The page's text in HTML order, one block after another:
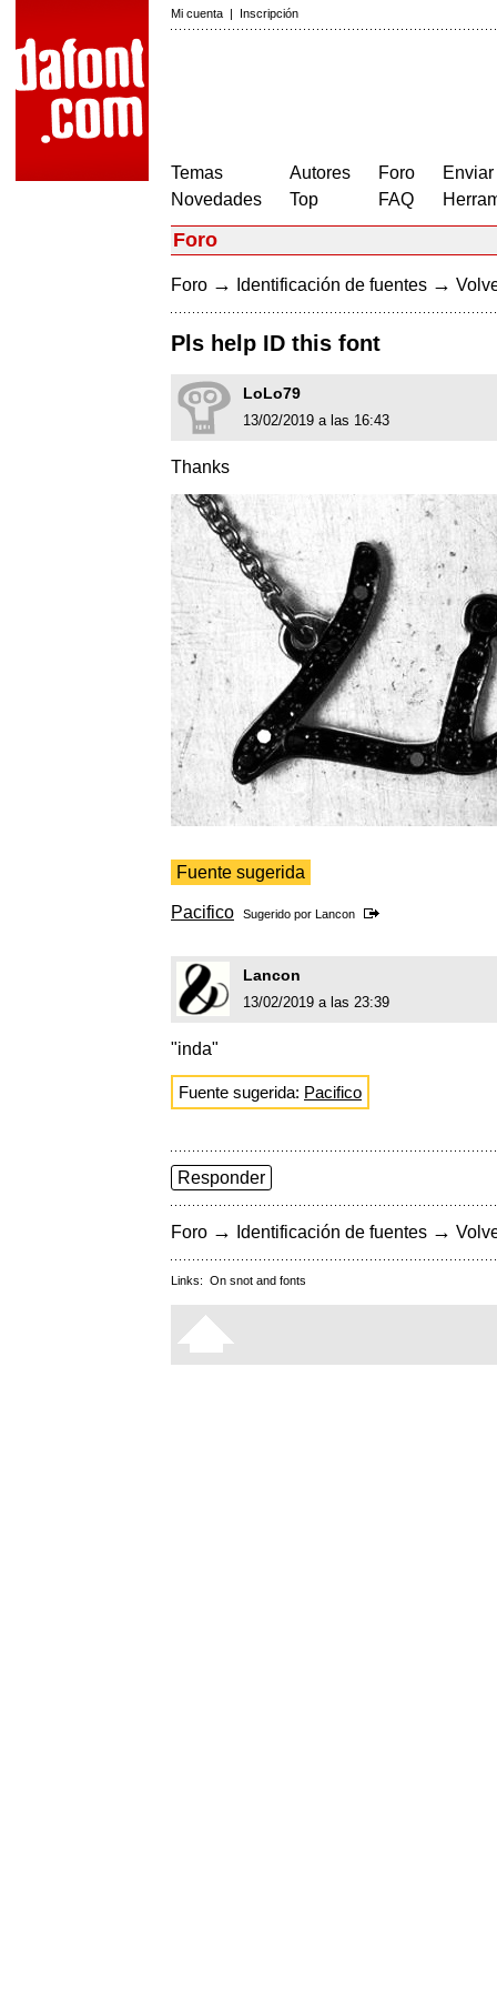
Mi cuenta | Inscripción
Temas
Novedades
Autores
Top
Foro
FAQ
Foro
Foro → Identificación de fuentes →
Pls help ID this font
LoLo79
13/02/2019 a las 16:43
Thanks
Fuente sugerida
Pacifico Sugerido por Lancon
Lancon
13/02/2019 a las 23:39
"inda"
Fuente sugerida: Pacifico
Responder
Foro → Identificación de fuentes →
Links: On snot and fonts